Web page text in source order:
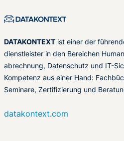
DATAKONTEXT ist einer der
dienstleister in den Bereichen
abrechnung, Datenschutz und IT-
Kompetenz aus einer Hand:
Seminare, Zertifizierung und
datakontext.com